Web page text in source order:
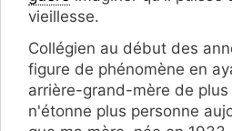
vieillesse.
Collégien au début des
figure de phénomène en
arrière-grand-mère de
n'étonne plus personne